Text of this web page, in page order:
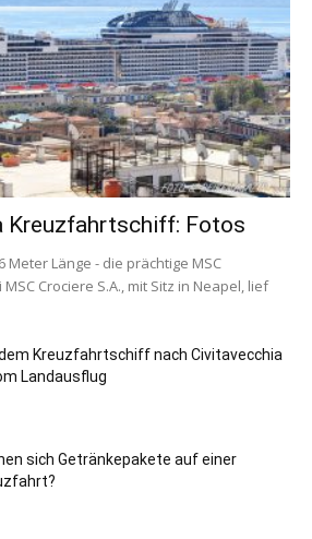
Kreuzfahrtschiff: Fotos
Meter Länge - die prächtige MSC
Crociere S.A., mit Sitz in Neapel, lief
Kreuzfahrtschiff nach Civitavecchia
Landausflug
sich Getränkepakete auf einer